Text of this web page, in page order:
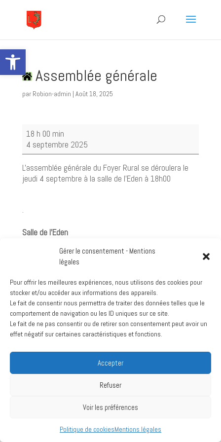
Ouvrir la barre d’outils
Gérer le consentement - Mentions
légales
Pour offrir les meilleures expériences, nous utilisons des cookies pour
stocker et/ou accéder aux informations des appareils.
Le fait de consentir nous permettra de traiter des données telles que le
comportement de navigation ou les ID uniques sur ce site.
Le fait de ne pas consentir ou de retirer son consentement peut avoir un
effet négatif sur certaines caractéristiques et fonctions.
Accepter
Refuser
Voir les préférences
Politique de cookiesMentions légales
Assemblée générale
par Robion-admin | Août 18, 2025
Assemblée
générale
18 h 00 min
4 septembre 2025
L'assemblée générale du Foyer Rural se déroulera le
jeudi 4 septembre à la salle de l'Eden à 18h00
.
Salle de l'Eden
Archives
mars 2024
juillet 2020
La Vache Noire Sud